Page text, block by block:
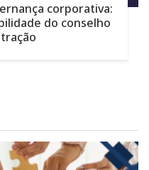
corporativa:
do conselho